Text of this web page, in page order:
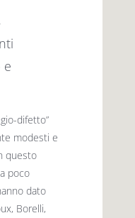
e
difetto”
modesti e
questo
poco
dato
Borelli,